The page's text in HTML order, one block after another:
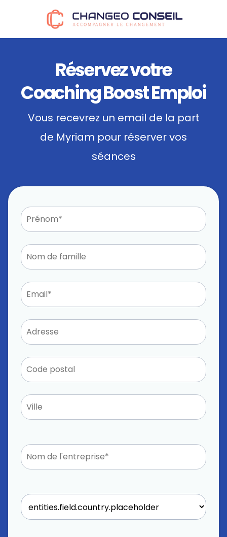
Réservez votre
Coaching Boost Emploi
Vous recevrez un email de la part
de Myriam pour réserver vos
séances